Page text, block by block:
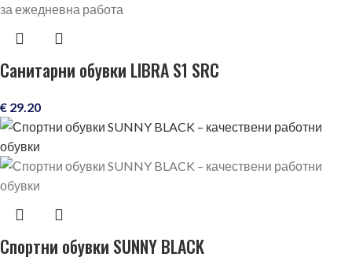
Санитарни обувки LIBRA S1 SRC
€ 29.20
Спортни обувки SUNNY BLACK